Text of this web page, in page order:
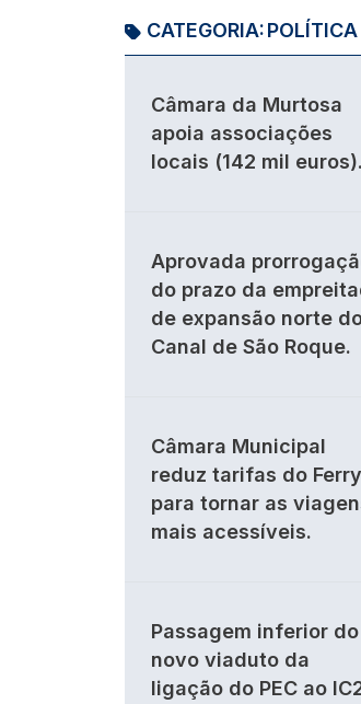
CATEGORIA:POLÍTICA
Câmara da Murtosa
apoia associações
locais (142 mil euros).
Aprovada
do prazo da
de expansão norte
Canal de São Roque.
Câmara Municipal
reduz tarifas do Ferry
para tornar as
mais acessíveis.
Passagem inferior do
novo viaduto da
ligação do PEC ao